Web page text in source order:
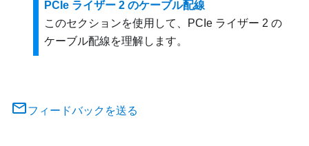
PCIe ライザー 2 のケーブル配線
このセクションを使用して、PCIe ライザー 2 の
ケーブル配線を理解します。
フィードバックを送る